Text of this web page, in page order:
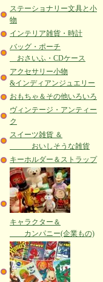
ステーショナリー文具と小
物
インテリア雑貨・時計
バッグ・ポーチ
おさいふ・CDケース
アクセサリー小物
&インディアンジュエリー
おもちゃ＆その他いろいろ
ヴィンテージ・アンティー
ク
スイーツ雑貨 ＆
おいしそうな雑貨
キーホルダー＆ストラップ
キャラクター＆
カンパニー(企業もの)